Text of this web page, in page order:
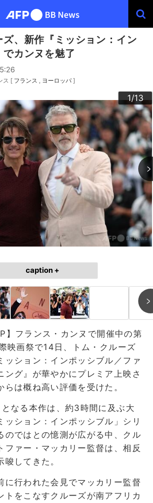
ズ、新作『ミッション：イン
カンヌを魅了
ス [ フランス ヨーロッパ ]
1/13
2/13
3/13
4/13
5/13
6/13
7/13
8/13
9/13
10/13
11/13
12/13
13/13
caption +
】フランス・カンヌで開催中の第
映画祭で14日、トム・クルーズ
ッション：インポッシブル／ファ
ング』が華やかにプレミア上映さ
らは概ね高い評価を受けた。
なる本作は、約3時間に及ぶ大
ッション：インポッシブル」シリ
のではとの憶測が広がる中、クル
ファー・マッカリー監督は、相反
してきた。
に行われた会見でマッカリー監督
トをこなすクルーズが南アフリカ